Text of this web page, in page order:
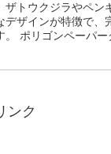
トウクジラやペン
ザインが特徴で、
ポリゴンペーパ
ンク